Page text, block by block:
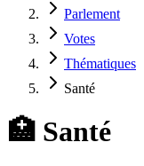
Parlement
Votes
Thématiques
Santé
🏥 Santé